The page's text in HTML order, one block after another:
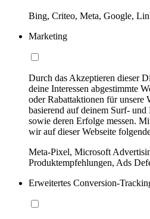
Bing, Criteo, Meta, Google,
Marketing
Durch das Akzeptieren dieser
deine Interessen abgestimmte
oder Rabattaktionen für unsere
basierend auf deinem Surf-
sowie deren Erfolge messen.
wir auf dieser Webseite
Meta-Pixel, Microsoft
Produktempfehlungen, Ads
Erweitertes Conversion-